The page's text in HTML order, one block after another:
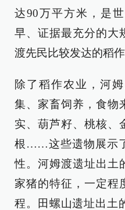
达90万平方米，是
早、证据最充分的大
渡先民比较发达的稻
除了稻作农业，河
集、家畜饲养，食物
实、葫芦籽、桃核、
根……这些遗物展示
性。河姆渡遗址出土
家猪的特征，一定程
程。田螺山遗址出土